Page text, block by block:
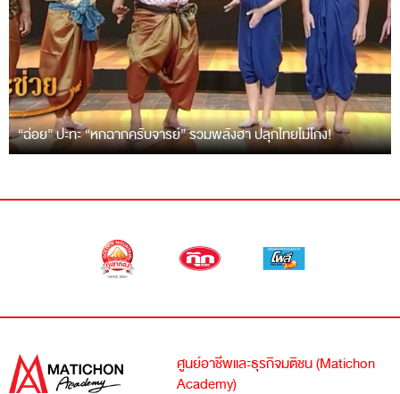
“ฉ่อย” ปะทะ “หกฉากครับจารย์” รวมพลังฮา ปลุกไทยไม่โกง!
ศูนย์อาชีพและธุรกิจมติชน (Matichon
Academy)